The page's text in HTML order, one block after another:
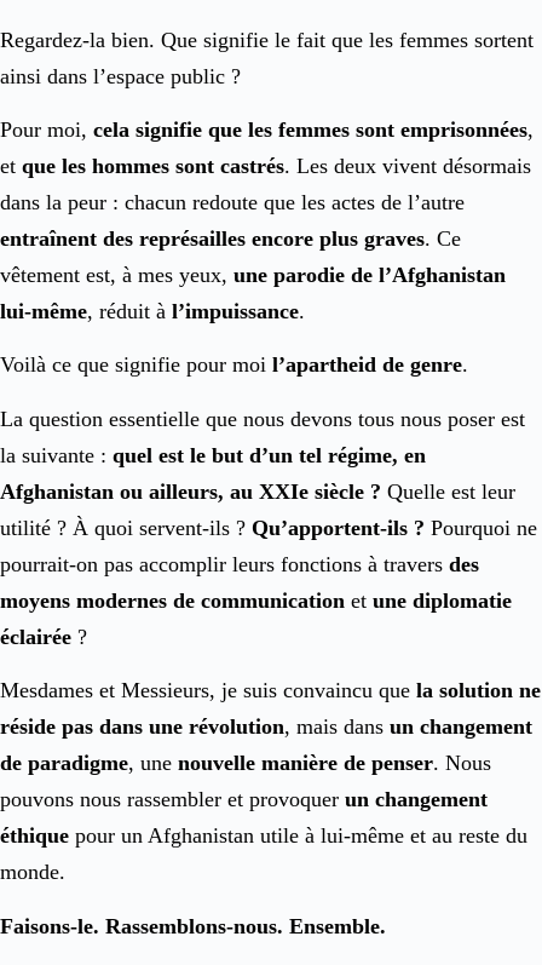
Regardez-la bien. Que signifie le fait que les femmes sortent
ainsi dans l’espace public ?
Pour moi, cela signifie que les femmes sont emprisonnées,
et que les hommes sont castrés. Les deux vivent désormais
dans la peur : chacun redoute que les actes de l’autre
entraînent des représailles encore plus graves. Ce
vêtement est, à mes yeux, une parodie de l’Afghanistan
lui-même, réduit à l’impuissance.
Voilà ce que signifie pour moi l’apartheid de genre.
La question essentielle que nous devons tous nous poser est
la suivante : quel est le but d’un tel régime, en
Afghanistan ou ailleurs, au XXIe siècle ? Quelle est leur
utilité ? À quoi servent-ils ? Qu’apportent-ils ? Pourquoi ne
pourrait-on pas accomplir leurs fonctions à travers des
moyens modernes de communication et une diplomatie
éclairée ?
Mesdames et Messieurs, je suis convaincu que la solution ne
réside pas dans une révolution, mais dans un changement
de paradigme, une nouvelle manière de penser. Nous
pouvons nous rassembler et provoquer un changement
éthique pour un Afghanistan utile à lui-même et au reste du
monde.
Faisons-le. Rassemblons-nous. Ensemble.